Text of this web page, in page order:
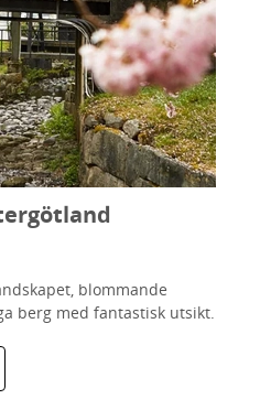
blommande
berg med fantastisk utsikt.